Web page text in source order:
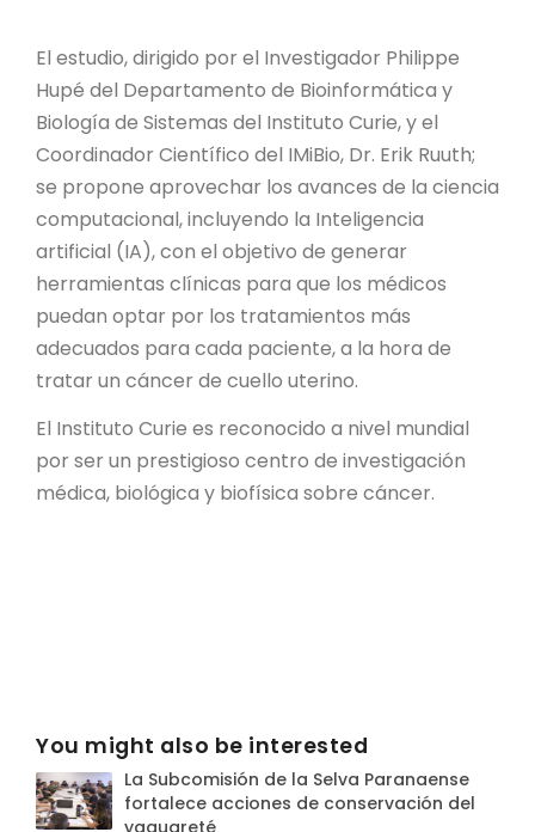
PROGRAMAS
PROYECTO ÁGUILAS DE MISIONES
MONUMENTOS NATURALES
REPOSITORIO
CONTACTO
El estudio, dirigido por el Investigador Philippe
Hupé del Departamento de Bioinformática y
Biología de Sistemas del Instituto Curie, y el
Coordinador Científico del IMiBio, Dr. Erik Ruuth;
se propone aprovechar los avances de la ciencia
computacional, incluyendo la Inteligencia
artificial (IA), con el objetivo de generar
herramientas clínicas para que los médicos
puedan optar por los tratamientos más
adecuados para cada paciente, a la hora de
tratar un cáncer de cuello uterino.
El Instituto Curie es reconocido a nivel mundial
por ser un prestigioso centro de investigación
médica, biológica y biofísica sobre cáncer.
You might also be interested
La Subcomisión de la Selva Paranaense
fortalece acciones de conservación del
yaguareté